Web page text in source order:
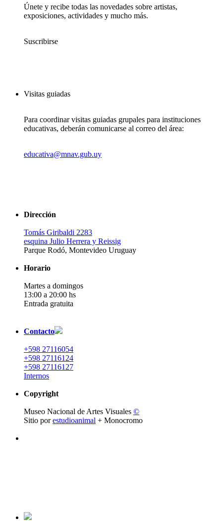
Únete y recibe todas las novedades sobre artistas,
exposiciones, actividades y mucho más.
Suscribirse
Visitas guiadas
Para coordinar visitas guiadas grupales para instituciones
educativas, deberán comunicarse al correo del área:
educativa@mnav.gub.uy
Dirección
Tomás Giribaldi 2283
esquina Julio Herrera y Reissig
Parque Rodó, Montevideo Uruguay
Horario
Martes a domingos
13:00 a 20:00 hs
Entrada gratuita
Contacto
+598 27116054
+598 27116124
+598 27116127
Internos
Copyright
Museo Nacional de Artes Visuales ©
Sitio porestudioanimal + Monocromo